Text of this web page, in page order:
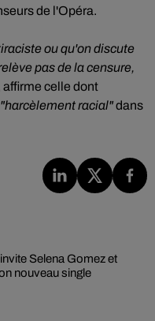
de l'Opéra.
ou qu'on discute
pas de la censure,
affirme celle dont
"harcèlement racial"dans
Selena Gomez et
nouveau single